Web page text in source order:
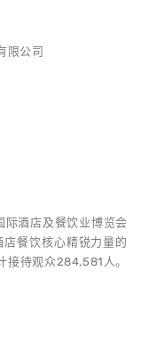
限公司
酒店及餐饮业博览会
餐饮核心精锐力量的
接待观众284,581人。